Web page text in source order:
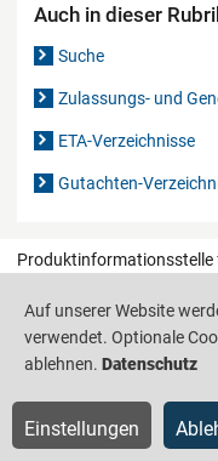
Auch in dieser
Suche
Zulassungs- und
ETA-Verzeichnisse
Gutachten-
Produktinformationsstelle
Barrierefreiheit
Auf unserer Website
verwendet. Optionale
ablehnen. Datenschutz
Einstellungen